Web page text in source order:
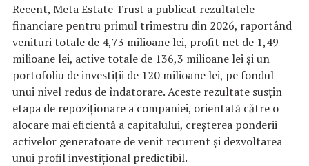
Recent, Meta Estate Trust a publicat rezultatele
financiare pentru primul trimestru din 2026, raportând
venituri totale de 4,73 milioane lei, profit net de 1,49
milioane lei, active totale de 136,3 milioane lei și un
portofoliu de investiții de 120 milioane lei, pe fondul
unui nivel redus de îndatorare. Aceste rezultate susțin
etapa de repoziționare a companiei, orientată către o
alocare mai eficientă a capitalului, creșterea ponderii
activelor generatoare de venit recurent și dezvoltarea
unui profil investițional predictibil.